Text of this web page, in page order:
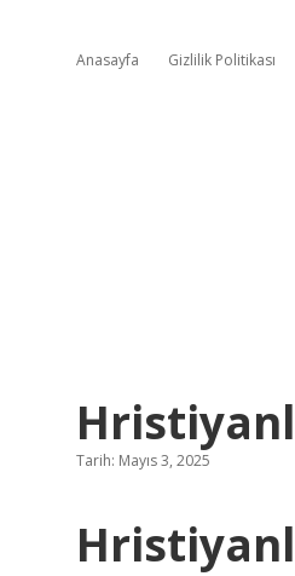
Anasayfa Gizlilik Politikası
Tarih: Mayıs 3, 2025